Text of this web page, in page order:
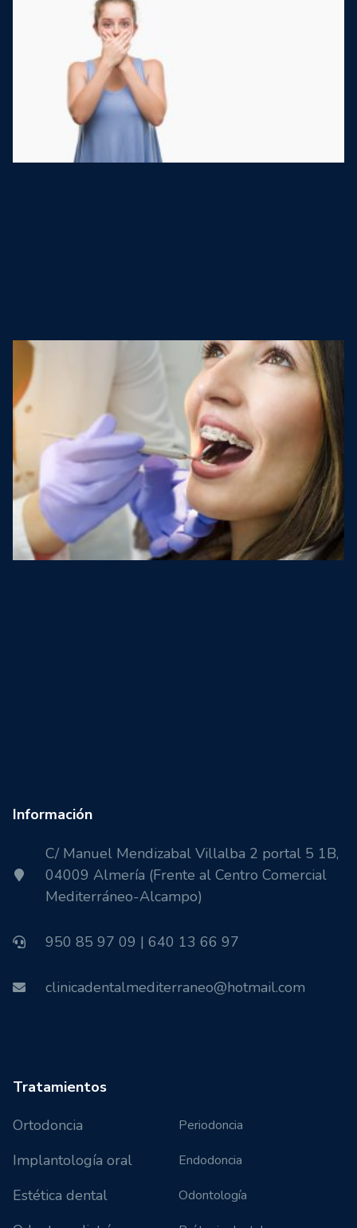
Información
C/ Manuel Mendizabal Villalba 2 portal 5 1B,
04009 Almería (Frente al Centro Comercial
Mediterráneo-Alcampo)
950 85 97 09 | 640 13 66 97
clinicadentalmediterraneo@hotmail.com
Tratamientos
Ortodoncia
Implantología oral
Estética dental
Periodoncia
Endodoncia
Odontología